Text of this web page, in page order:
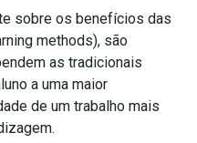
sobre os benefícios das
methods), são
as tradicionais
a uma maior
de um trabalho mais